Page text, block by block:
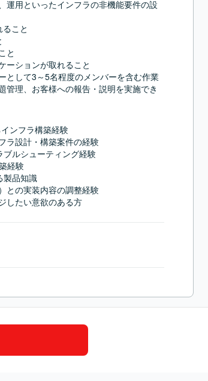
運用といったインフラの非機能要件の設
こと
と
ーションが取れること
として3～5名程度のメンバーを含む作業
管理、お客様への報告・説明を実施でき
ンフラ構築経験
ラ設計・構築案件の経験
ブルシューティング経験
経験
製品知識
との実装内容の調整経験
したい意欲のある方